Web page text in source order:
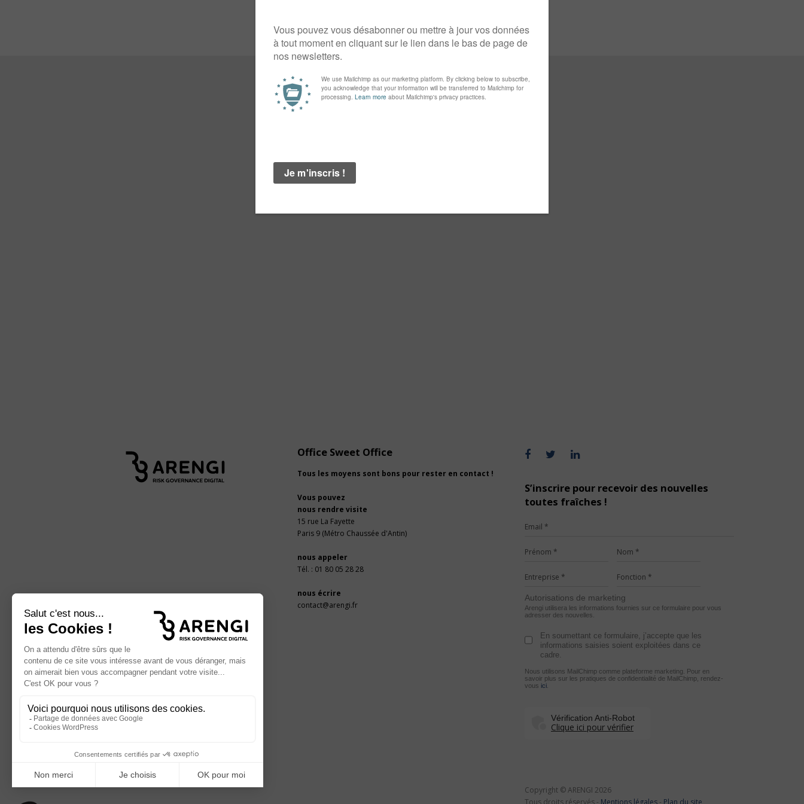
Office Sweet Office
Tous les moyens sont bons pour rester en contact !
Vous pouvez
nous rendre visite
15 rue La Fayette
Paris 9 (Métro Chaussée d'Antin)
nous appeler
Tél. : 01 80 05 28 28
nous écrire
contact@arengi.fr
S’inscrire pour recevoir des nouvelles
toutes fraîches !
Autorisations de marketing
Arengi utilisera les informations fournies sur ce formulaire pour vous
adresser des nouvelles.
En soumettant ce formulaire, j’accepte que les
informations saisies soient exploitées dans ce
cadre.
Nous utilisons MailChimp comme plateforme marketing. Pour en
savoir plus sur les pratiques de confidentialité de MailChimp, rendez-
vous ici.
Vérification Anti-Robot
Clique ici pour vérifier
Copyright © ARENGI 2026
Tous droits réservés - Mentions légales- Plan du site